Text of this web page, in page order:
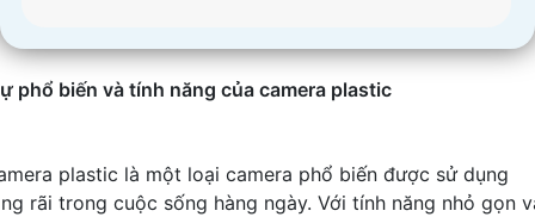
phổ biến và tính năng của camera plastic
plastic là một loại camera phổ biến được sử dụng
rãi trong cuộc sống hàng ngày. Với tính năng nhỏ gọn